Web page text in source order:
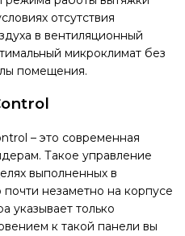
отсутствия
в вентиляционный
микроклимат без
помещения.
– это современная
Такое управление
выполненных в
незаметно на корпусе
указывает только
к такой панели вы